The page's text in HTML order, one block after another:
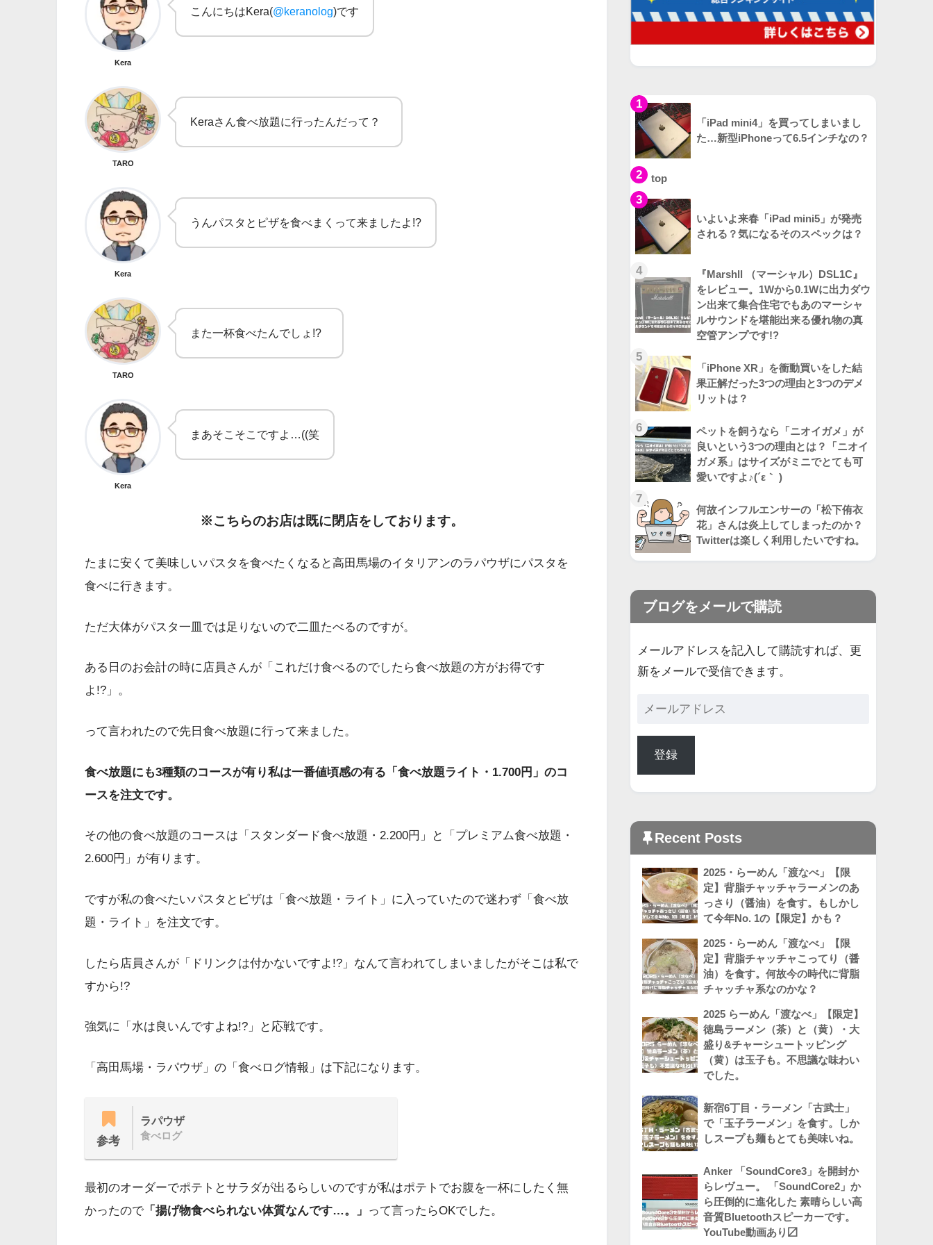
Kera
こんにちはKera(@keranolog)です
TARO
Keraさん食べ放題に行ったんだって？
Kera
うんパスタとピザを食べまくって来ましたよ!?
TARO
また一杯食べたんでしょ!?
Kera
まあそこそこですよ…((笑
※こちらのお店は既に閉店をしております。
たまに安くて美味しいパスタを食べたくなると高田馬場のイタリアンのラパウザにパスタを
食べに行きます。
ただ大体がパスタ一皿では足りないので二皿たべるのですが。
ある日のお会計の時に店員さんが「これだけ食べるのでしたら食べ放題の方がお得です
よ!?」。
って言われたので先日食べ放題に行って来ました。
食べ放題にも3種類のコースが有り私は一番値頃感の有る「 食べ放題ライト・1.700円」のコ
ースを注文です。
その他の食べ放題のコースは「スタンダード食べ放題・2.200円」と「プレミアム食べ放題・
2.600円」が有ります。
ですが私の食べたいパスタとピザは「食べ放題・ライト」に入っていたので迷わず「食べ放
題・ライト」を注文です。
したら店員さんが「ドリンクは付かないですよ!?」なんて言われてしまいましたがそこは私で
すから!?
強気に「水は良いんですよね!?」と応戦です。
「高田馬場・ラパウザ」の「食べログ情報」は下記になります。
参考
ラパウザ
食べログ
最初のオーダーでポテトとサラダが出るらしいのですが私はポテトでお腹を一杯にしたく無
かったので 「揚げ物食べられない体質なんです…。」 って言ったらOKでした。
1
「iPad mini4」を買ってしまいまし
た…新型iPhoneって6.5インチなの？
2 top
3
いよいよ来春「iPad mini5」が発売
される？気になるそのスペックは？
4
『Marshll （マーシャル）DSL1C』
をレビュー。1Wから0.1Wに出力ダウ
ン出来て集合住宅でもあのマーシャ
ルサウンドを堪能出来る優れ物の真
空管アンプです!?
5
「iPhone XR」を衝動買いをした結
果正解だった3つの理由と3つのデメ
リットは？
6
ペットを飼うなら「ニオイガメ」が
良いという3つの理由とは？「ニオイ
ガメ系」はサイズがミニでとても可
愛いですよ♪(´ε｀ )
7
何故インフルエンサーの「松下侑衣
花」さんは炎上してしまったのか？
Twitterは楽しく利用したいですね。
ブログをメールで購読
メールアドレスを記入して購読すれば、更
新をメールで受信できます。
登録
Recent Posts
2025・らーめん「渡なべ」【限
定】背脂チャッチャラーメンのあ
っさり（醤油）を食す。もしかし
て今年No. 1の【限定】かも？
2025・らーめん「渡なべ」【限
定】背脂チャッチャこってり（醤
油）を食す。何故今の時代に背脂
チャッチャ系なのかな？
2025 らーめん「渡なべ」【限定】
徳島ラーメン（茶）と（黄）・大
盛り&チャーシュートッピング
（黄）は玉子も。不思議な味わい
でした。
新宿6丁目・ラーメン「古武士」
で「玉子ラーメン」を食す。しか
しスープも麺もとても美味いね。
Anker 「SoundCore3」を開封か
らレヴュー。 「SoundCore2」か
ら圧倒的に進化した 素晴らしい高
音質Bluetoothスピーカーです。
YouTube動画あり〼